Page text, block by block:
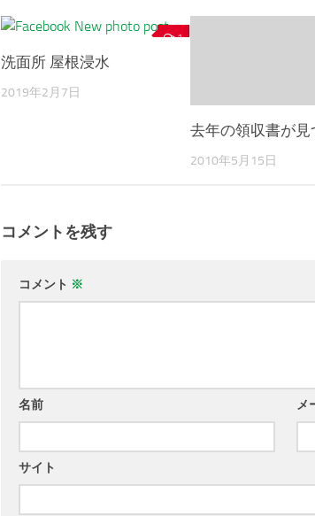
1
洗面所 屋根浸水
2019年2月7日
去年の領収書が見
2010年5月15日
コメントを残す
コメント ※
名前 メ
サイト